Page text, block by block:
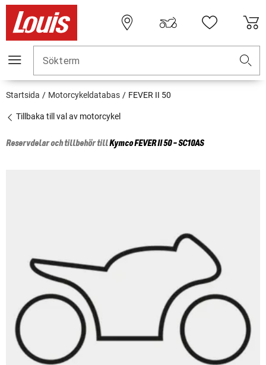
Sökterm
Startsida Motorcykeldatabas FEVER II 50
Tillbaka till val av motorcykel
Reservdelar och tillbehör tillKymcoFEVER II 50 - SC10AS